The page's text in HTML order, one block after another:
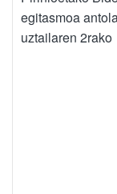
egitasmoa
uztailaren 2rako